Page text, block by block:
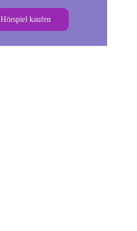
Hörspiel kaufen